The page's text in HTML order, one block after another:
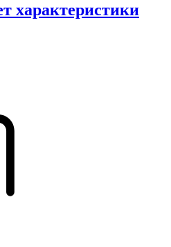
характеристики